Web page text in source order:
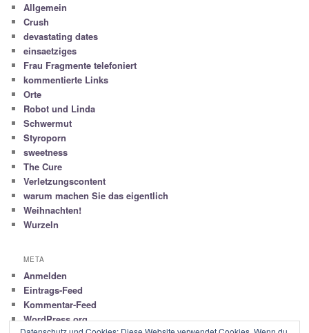
Allgemein
Crush
devastating dates
einsaetziges
Frau Fragmente telefoniert
kommentierte Links
Orte
Robot und Linda
Schwermut
Styroporn
sweetness
The Cure
Verletzungscontent
warum machen Sie das eigentlich
Weihnachten!
Wurzeln
META
Anmelden
Eintrags-Feed
Kommentar-Feed
WordPress.org